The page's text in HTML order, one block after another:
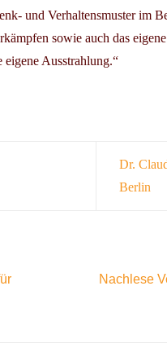
und Verhaltensmuster im
sowie auch das
Ausstrahlung.“
Dr.
Berlin
Nachlese